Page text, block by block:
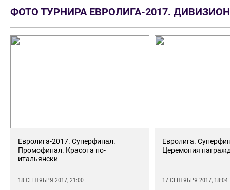
ФОТО ТУРНИРА ЕВРОЛИГА-2017.
Евролига-2017. Суперфинал.
Промофинал. Красота по-
итальянски
18 СЕНТЯБРЯ 2017, 21:00
Евролига.
Церемония
17 СЕНТЯБРЯ 2017, 18:04